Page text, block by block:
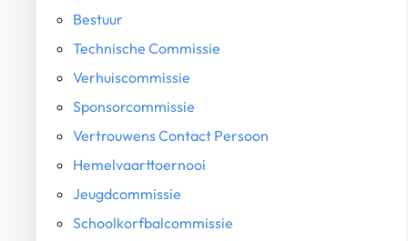
Bestuur
Technische Commissie
Verhuiscommissie
Sponsorcommissie
Vertrouwens Contact Persoon
Hemelvaarttoernooi
Jeugdcommissie
Schoolkorfbalcommissie